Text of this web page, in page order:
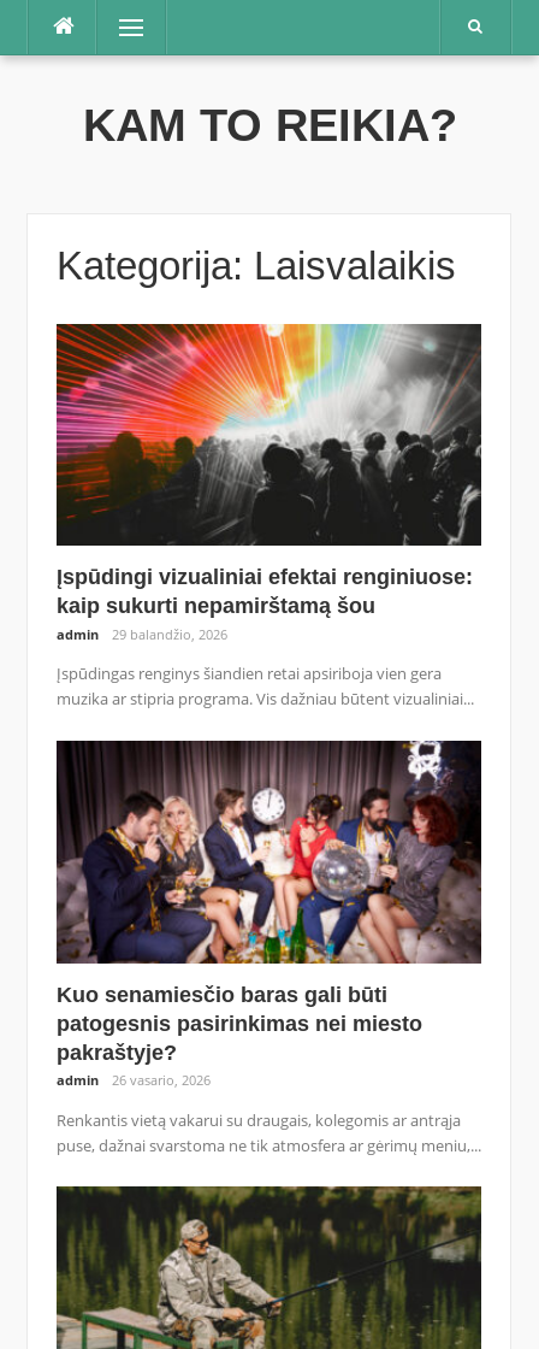
Praleisti
Meniu
KAM TO REIKIA?
Kategorija: Laisvalaikis
Įspūdingi vizualiniai efektai renginiuose:
kaip sukurti nepamirštamą šou
admin 29 balandžio, 2026
Įspūdingas renginys šiandien retai apsiriboja vien gera
muzika ar stipria programa. Vis dažniau būtent vizualiniai...
Kuo senamiesčio baras gali būti
patogesnis pasirinkimas nei miesto
pakraštyje?
admin 26 vasario, 2026
Renkantis vietą vakarui su draugais, kolegomis ar antrąja
puse, dažnai svarstoma ne tik atmosfera ar gėrimų meniu,...